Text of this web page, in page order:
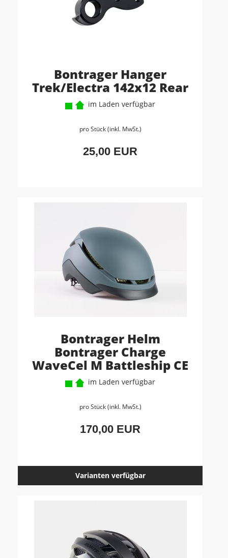
Bontrager Hanger
Trek/Electra 142x12 Rear
im Laden verfügbar
pro Stück (inkl. MwSt.)
25,00 EUR
Bontrager Helm
Bontrager Charge
WaveCel M Battleship CE
im Laden verfügbar
pro Stück (inkl. MwSt.)
170,00 EUR
Varianten verfügbar